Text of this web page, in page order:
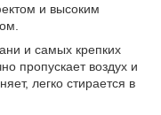
и высоким
и самых крепких
пропускает воздух и
легко стирается в